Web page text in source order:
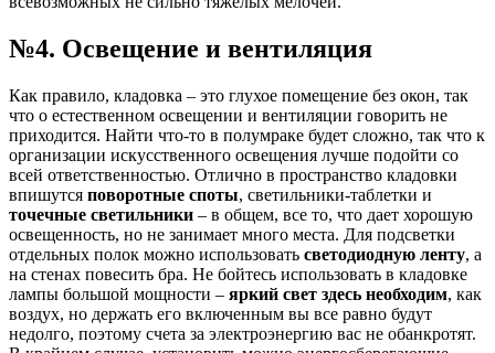
№4. Освещение и вентиляция
Как правило, кладовка – это глухое помещение без окон, так
что о естественном освещении и вентиляции говорить не
приходится. Найти что-то в полумраке будет сложно, так что к
организации искусственного освещения лучше подойти со
всей ответственностью. Отлично в пространство кладовки
впишутся поворотные споты, светильники-таблетки и
точечные светильники – в общем, все то, что дает хорошую
освещенность, но не занимает много места. Для подсветки
отдельных полок можно использовать светодиодную ленту, а
на стенах повесить бра. Не бойтесь использовать в кладовке
лампы большой мощности – яркий свет здесь необходим, как
воздух, но держать его включенным вы все равно будут
недолго, поэтому счета за электроэнергию вас не обанкротят.